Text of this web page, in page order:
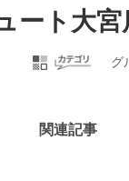
ート大宮
グ
関連記事